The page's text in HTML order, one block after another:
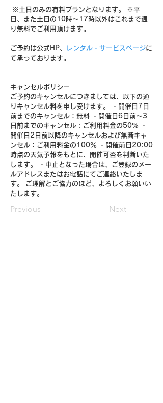
日、また土日の10時〜17時以外はこれまで通
り無料でご利用頂けます。
ご予約は公式HP、 レンタル・サービスページに
て承っております。
キャンセルポリシー
ご予約のキャンセルにつきましては、以下の通
りキャンセル料を申し受けます。 ・開催日7日
前までのキャンセル：無料 ・開催日6日前～3
日前までのキャンセル：ご利用料金の50％ ・
開催日2日前以降のキャンセルおよび無断キャ
ンセル：ご利用料金の100％ ・開催前日20:00
時点の天気予報をもとに、開催可否を判断いた
します。 ・中止となった場合は、ご登録のメー
ルアドレスまたはお電話にてご連絡いたしま
す。 ご理解とご協力のほど、よろしくお願いい
たします。
Previous Next